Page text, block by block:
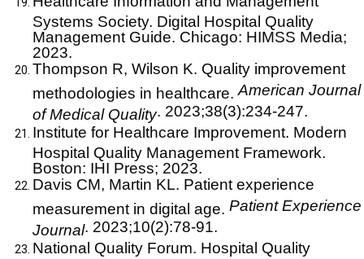
Systems Society. Digital Hospital Quality
Management Guide. Chicago: HIMSS Media;
2023.
Thompson R, Wilson K. Quality improvement
methodologies in healthcare. American Journal
of Medical Quality. 2023;38(3):234-247.
Institute for Healthcare Improvement. Modern
Hospital Quality Management Framework.
Boston: IHI Press; 2023.
Davis CM, Martin KL. Patient experience
measurement in digital age. Patient Experience
Journal. 2023;10(2):78-91.
National Quality Forum. Hospital Quality